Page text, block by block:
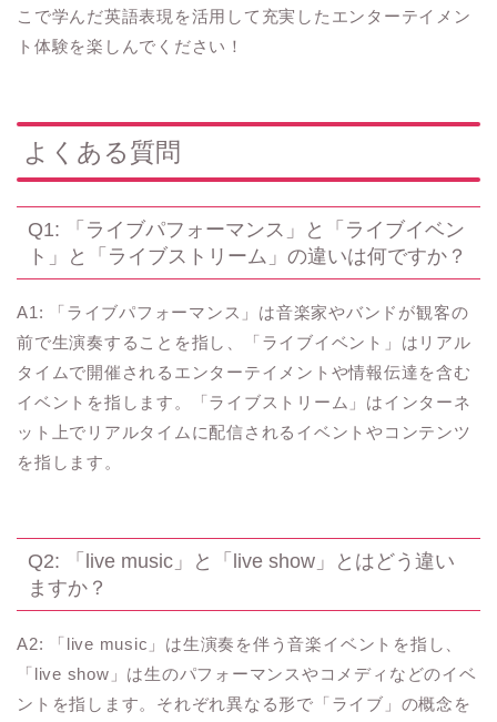
こで学んだ英語表現を活用して充実したエンターテイメン
ト体験を楽しんでください！
よくある質問
Q1: 「ライブパフォーマンス」と「ライブイベン
ト」と「ライブストリーム」の違いは何ですか？
A1: 「ライブパフォーマンス」は音楽家やバンドが観客の
前で生演奏することを指し、「ライブイベント」はリアル
タイムで開催されるエンターテイメントや情報伝達を含む
イベントを指します。「ライブストリーム」はインターネ
ット上でリアルタイムに配信されるイベントやコンテンツ
を指します。
Q2: 「live music」と「live show」とはどう違い
ますか？
A2: 「live music」は生演奏を伴う音楽イベントを指し、
「live show」は生のパフォーマンスやコメディなどのイベ
ントを指します。それぞれ異なる形で「ライブ」の概念を